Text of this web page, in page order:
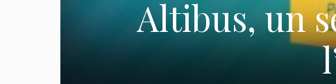
Altibus, un